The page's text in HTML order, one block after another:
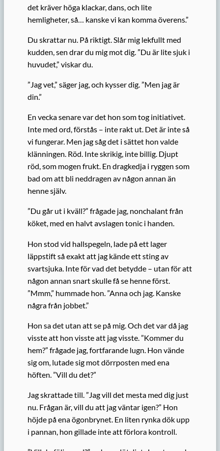
det kräver höga klackar, dans, och lite
hemligheter, så… kanske vi kan komma överens.”
Du skrattar nu. På riktigt. Slår mig lekfullt med
kudden, sen drar du mig mot dig. ”Du är lite sjuk i
huvudet,” viskar du.
”Jag vet,” säger jag, och kysser dig. ”Men jag är
din.”
En vecka senare var det hon som tog initiativet.
Inte med ord, förstås – inte rakt ut. Det är inte så
vi fungerar. Men jag såg det i sättet hon valde
klänningen. Röd. Inte skrikig, inte billig. Djupt
röd, som mogen frukt. En dragkedja i ryggen som
bad om att bli neddragen av någon annan än
henne själv.
”Du går ut i kväll?” frågade jag, nonchalant från
köket, med en halvt avslagen tonic i handen.
Hon stod vid hallspegeln, lade på ett lager
läppstift så exakt att jag kände ett sting av
svartsjuka. Inte för vad det betydde – utan för att
någon annan snart skulle få se henne först.
”Mmm,” hummade hon. ”Anna och jag. Kanske
några från jobbet.”
Hon sa det utan att se på mig. Och det var då jag
visste att hon visste att jag visste. ”Kommer du
hem?” frågade jag, fortfarande lugn. Hon vände
sig om, lutade sig mot dörrposten med ena
höften. ”Vill du det?”
Jag skrattade till. ”Jag vill det mesta med dig just
nu. Frågan är, vill du att jag väntar igen?” Hon
höjde på ena ögonbrynet. En liten rynka dök upp
i pannan, hon gillade inte att förlora kontroll.